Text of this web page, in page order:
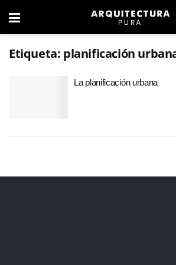
Etiqueta: planificación
La planificación urbana